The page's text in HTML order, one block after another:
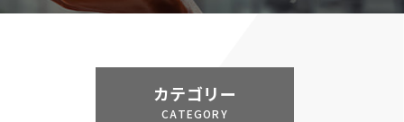
カテゴリー
CATEGORY